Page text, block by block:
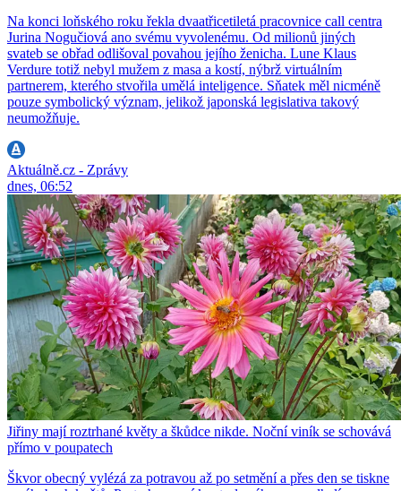
Na konci loňského roku řekla dvaatřicetiletá pracovnice call centra
Jurina Nogučiová ano svému vyvolenému. Od milionů jiných
svateb se obřad odlišoval povahou jejího ženicha. Lune Klaus
Verdure totiž nebyl mužem z masa a kostí, nýbrž virtuálním
partnerem, kterého stvořila umělá inteligence. Sňatek měl nicméně
pouze symbolický význam, jelikož japonská legislativa takový
neumožňuje.
Aktuálně.cz - Zprávy
dnes, 06:52
Jiřiny mají roztrhané květy a škůdce nikde. Noční viník se schovává
přímo v poupatech
Škvor obecný vylézá za potravou až po setmění a přes den se tiskne